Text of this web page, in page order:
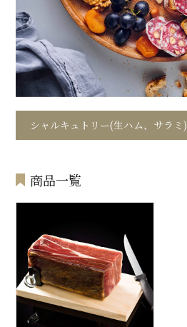
シャルキュトリー(生ハム、サラミ)
商品一覧